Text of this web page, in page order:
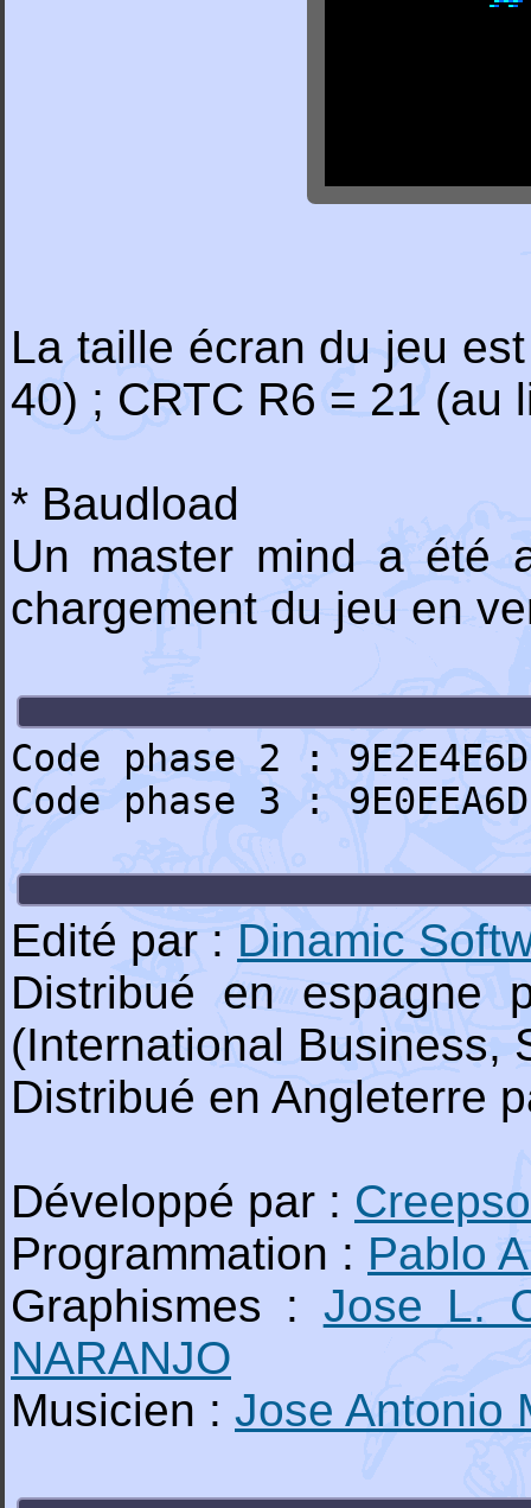
La taille écran du jeu
40) ; CRTC R6 = 21 (au
* Baudload
Un master mind a été
chargement du jeu en
Code phase 2 : 9E2E4E6D
Code phase 3 : 9E0EEA6D
Edité par : Dinamic
Distribué en
(International Business,
Distribué en Angleterre
Développé par :
Programmation : Pablo
Graphismes : Jose L.
NARANJO
Musicien : Jose Antonio